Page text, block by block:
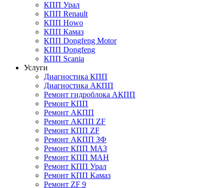
КПП Урал
КПП Renault
КПП Howo
КПП Камаз
КПП Dongfeng Motor
КПП Dongfeng
КПП Scania
Услуги
Диагностика КПП
Диагностика АКПП
Ремонт гидроблока АКПП
Ремонт КПП
Ремонт АКПП
Ремонт АКПП ZF
Ремонт КПП ZF
Ремонт АКПП ЗФ
Ремонт КПП МАЗ
Ремонт КПП МАН
Ремонт КПП Урал
Ремонт КПП Камаз
Ремонт ZF 9